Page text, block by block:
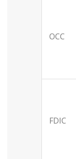
OCC
FDIC